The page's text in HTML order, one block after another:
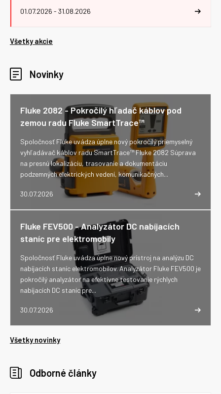
01.07.2026 - 31.08.2026
Všetky akcie
Novinky
Fluke 2082 - Pokročilý hľadač káblov pod
zemou radu Fluke SmartTrace™
30.07.2026
Spoločnosť Fluke uvádza úplne nový pokročilý priemyselný
vyhľadávač káblov radu SmartTrace™ Fluke 2082 Súprava
na presnú lokalizáciu, trasovanie a dokumentáciu
podzemných elektrických vedení, komunikačných...
Fluke FEV500 - Analyzátor DC nabíjacích
staníc pre elektromobily
30.07.2026
Spoločnosť Fluke uvádza úplne nový prístroj na analýzu DC
nabíjacích staníc elektromobilov. Analyzátor Fluke FEV500 je
pokročilý analyzátor na efektívne testovanie rýchlych
nabíjacích DC staníc pre...
Všetky novinky
Odborné články